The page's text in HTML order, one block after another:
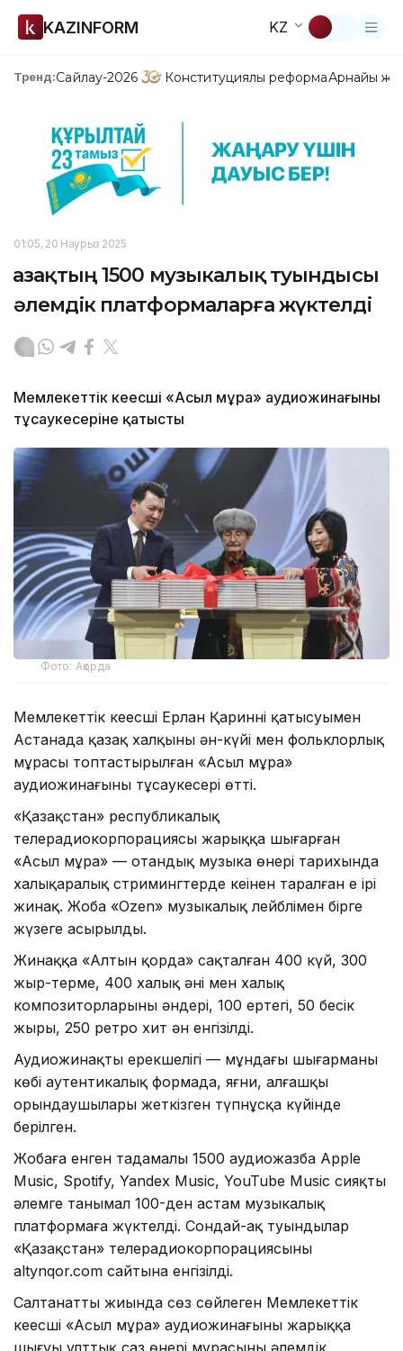
KAZINFORM KZ
Тренд:Сайлау-2026 Конституциялық реформаАрнайы
01:05, 20 Наурыз 2025
Қазақтың 1500 музыкалық туындысы
әлемдік платформаларға жүктелді
Мемлекеттік кеңесші «Асыл мұра» аудиожинағының
тұсаукесеріне қатысты
Фото: Ақорда
Мемлекеттік кеңесші Ерлан Қариннің қатысуымен
Астанада қазақ халқының ән-күйі мен фольклорлық
мұрасы топтастырылған «Асыл мұра»
аудиожинағының тұсаукесері өтті.
«Қазақстан» республикалық
телерадиокорпорациясы жарыққа шығарған
«Асыл мұра» — отандық музыка өнері тарихында
халықаралық стримингтерде кеңінен таралған ең ірі
жинақ. Жоба «Ozen» музыкалық лейблімен бірге
жүзеге асырылды.
Жинаққа «Алтын қорда» сақталған 400 күй, 300
жыр-терме, 400 халық әні мен халық
композиторларының әндері, 100 ертегі, 50 бесік
жыры, 250 ретро хит ән енгізілді.
Аудиожинақтың ерекшелігі — мұндағы шығарманың
көбі аутентикалық формада, яғни, алғашқы
орындаушылары жеткізген түпнұсқа күйінде
берілген.
Жобаға енген таңдамалы 1500 аудиожазба Apple
Music, Spotify, Yandex Music, YouTube Music сияқты
әлемге танымал 100-ден астам музыкалық
платформаға жүктелді. Сондай-ақ туындылар
«Қазақстан» телерадиокорпорациясының
altynqor.com сайтына енгізілді.
Салтанатты жиында сөз сөйлеген Мемлекеттік
кеңесші «Асыл мұра» аудиожинағының жарыққа